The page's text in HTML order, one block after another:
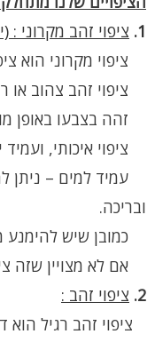
1. ציפוי זהב מקרוני :
ציפוי מקרוני הוא ציפוי
ציפוי זהב צהוב או רוז
זהה בצבעו באופן
ציפוי איכותי,
עמיד למים –
ובריכה.
כמובן שיש להימנע
אם לא מצויין שזה
2. ציפוי זהב :
ציפוי זהב רגיל הוא דק